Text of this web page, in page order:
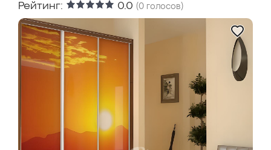
Рейтинг: 0.0 (0 голосов)